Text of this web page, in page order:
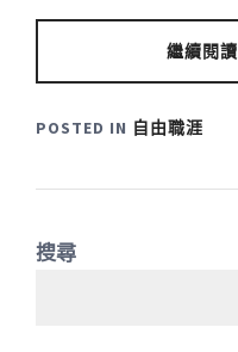
繼續閱讀
POSTED IN 自由職涯
搜尋